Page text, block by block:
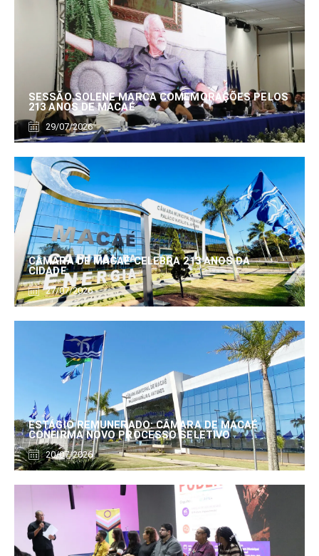
SESSÃO SOLENE MARCA COMEMORAÇÕES PELOS
213 ANOS DE MACAÉ
29/07/2026
CÂMARA DE MACAÉ CELEBRA 213 ANOS DA
CIDADE
27/07/2026
ESTÁGIO REMUNERADO: CÂMARA DE MACAÉ
CONFIRMA NOVO PROCESSO SELETIVO
20/07/2026